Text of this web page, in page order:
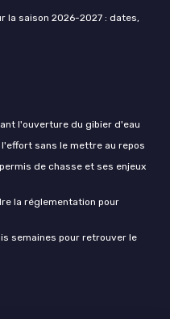
la saison 2026-2027 : dates,
l'ouverture du gibier d'eau
sans le mettre au repos
de chasse et ses enjeux
la réglementation pour
semaines pour retrouver le